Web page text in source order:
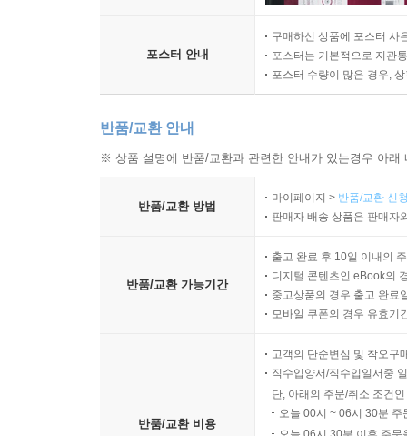
포스터 안내
구매하신 상품에 포스터 사
포스터는 기본적으로 지관
포스터 수량이 많은 경우,
반품/교환 안내
※ 상품 설명에 반품/교환과 관련한 안내가 있는경우 아
반품/교환 방법
마이페이지 > 반품/교환 신
판매자 배송 상품은 판매자
반품/교환 가능기간
출고 완료 후 10일 이내의
디지털 콘텐츠인 eBook의
중고상품의 경우 출고 완료
모바일 쿠폰의 경우 유효기
반품/교환 비용
고객의 단순변심 및 착오구
직수입양서/직수입일서중
단, 아래의 주문/취소 조건
오늘 00시 ~ 06시 30분